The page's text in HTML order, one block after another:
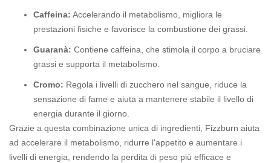
Caffeina: Accelerando il metabolismo, migliora le
prestazioni fisiche e favorisce la combustione dei grassi.
Guaranà: Contiene caffeina, che stimola il corpo a bruciare
grassi e supporta il metabolismo.
Cromo: Regola i livelli di zucchero nel sangue, riduce la
sensazione di fame e aiuta a mantenere stabile il livello di
energia durante il giorno.
Grazie a questa combinazione unica di ingredienti, Fizzburn aiuta
ad accelerare il metabolismo, ridurre l'appetito e aumentare i
livelli di energia, rendendo la perdita di peso più efficace e